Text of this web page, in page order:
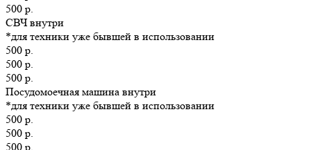
500 р.
СВЧ внутри
*для техники уже бывшей в использовании
500 р.
500 р.
500 р.
Посудомоечная машина внутри
*для техники уже бывшей в использовании
500 р.
500 р.
500 р.